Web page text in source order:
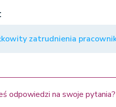
zatrudnienia
odpowiedzi na swoje pytania?